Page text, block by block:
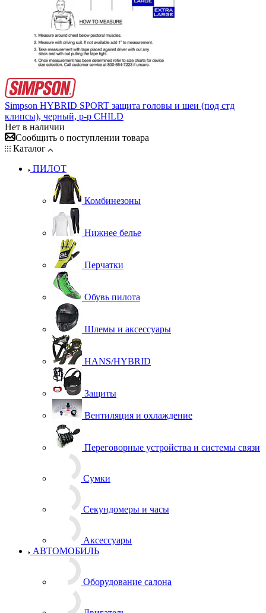
Simpson HYBRID SPORT защита головы и шеи (под стд
клипсы), черный, р-р CHILD
Нет в наличии
Сообщить о поступлении товара
Каталог
ПИЛОТ
Комбинезоны
Нижнее белье
Перчатки
Обувь пилота
Шлемы и аксессуары
HANS/HYBRID
Защиты
Вентиляция и охлаждение
Переговорные устройства и системы связи
Сумки
Секундомеры и часы
Аксессуары
АВТОМОБИЛЬ
Оборудование салона